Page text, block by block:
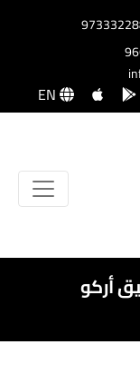
EN
أركو